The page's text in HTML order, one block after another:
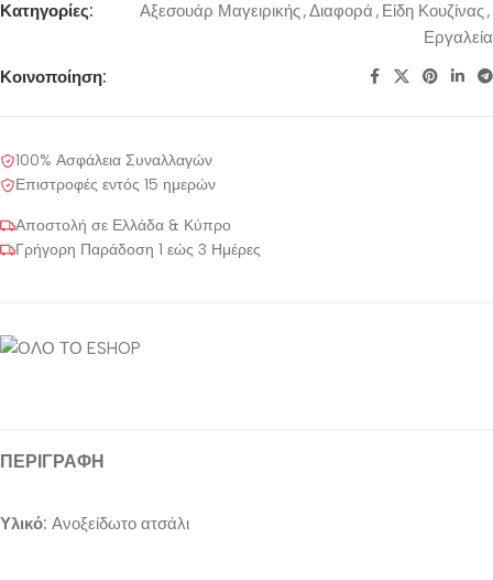
Κατηγορίες:
Αξεσουάρ Μαγειρικής,Διαφορά , Είδη Κουζίνας,
Εργαλεία
Κοινοποίηση:
100% Ασφάλεια Συναλλαγών
Επιστροφές εντός 15 ημερών
Αποστολή σε Ελλάδα & Κύπρο
Γρήγορη Παράδοση 1 εώς 3 Ημέρες
ΠΕΡΙΓΡΑΦΉ
Υλικό: Ανοξείδωτο ατσάλι